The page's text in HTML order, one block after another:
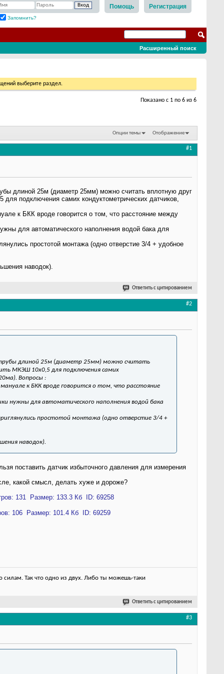
Регистрация
Помощь
Запомнить?
Расширенный поиск
выберите раздел.
Показано с 1 по 6 из 6
Опции темы Отображение
#1
длиной 25м (диаметр 25мм) можно считать вплотную друг
подключения самих кондуктометрических датчиков,
к БКК вроде говорится о том, что расстояние между
для автоматического наполнения водой бака для
простотой монтажа (одно отверстие 3/4 + удобное
наводок).
Ответить с цитированием
#2
длиной 25м (диаметр 25мм) можно считать
МКЭШ 10х0,5 для подключения самих
Вопросы :
к БКК вроде говорится о том, что расстояние
нужны для автоматического наполнения водой бака
простотой монтажа (одно отверстие 3/4 +
наводок).
поставить датчик избыточного давления для измерения
какой смысл, делать хуже и дороже?
Так что одно из двух. Либо ты можешь-таки
Ответить с цитированием
#3